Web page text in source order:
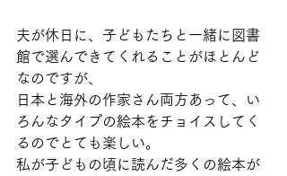
夫が休日に、子どもたちと一緒に図書
館で選んできてくれることがほとんど
なのですが、
日本と海外の作家さん両方あって、い
ろんなタイプの絵本をチョイスしてく
るのでとても楽しい。
私が子どもの頃に読んだ多くの絵本が